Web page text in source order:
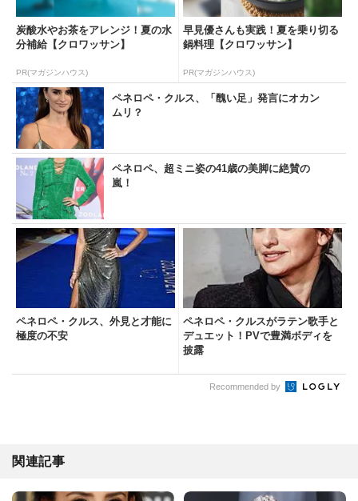
炭酸水やお茶をアレンジ！夏の水
分補給【クロワッサン】
PR(マガジンハウス)
早見優さんも実践！夏を乗り切る
鍋料理【クロワッサン】
PR(マガジンハウス)
ペネロペ・クルス、「醜い足」発言にオカン
ムリ？
ペネロペ、超ミニ姿の41歳の美脚に絶賛の
嵐！
ペネロペ・クルス、外見と才能に
極度の不安
ペネロペ・クルスがラテン歌手と
デュエット！PVで豊満ボディを
披露
Recommended by
関連記事